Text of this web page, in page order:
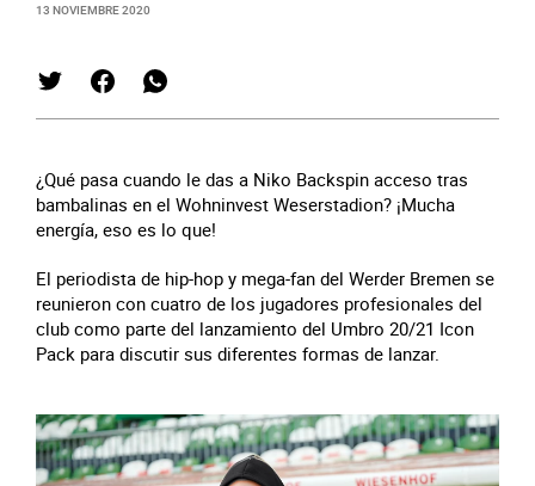
13 NOVIEMBRE 2020
¿Qué pasa cuando le das a Niko Backspin acceso tras
bambalinas en el Wohninvest Weserstadion? ¡Mucha
energía, eso es lo que!
El periodista de hip-hop y mega-fan del Werder Bremen se
reunieron con cuatro de los jugadores profesionales del
club como parte del lanzamiento del Umbro 20/21 Icon
Pack para discutir sus diferentes formas de lanzar.